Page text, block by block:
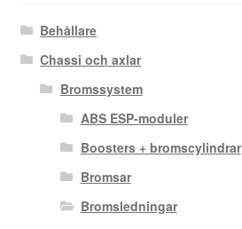
Behållare
Chassi och axlar
Bromssystem
ABS ESP-moduler
Boosters + bromscylindrar
Bromsar
Bromsledningar